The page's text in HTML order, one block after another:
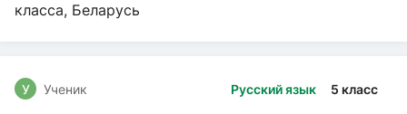
класса, Беларусь
Русский язык 5 класс
У Ученик